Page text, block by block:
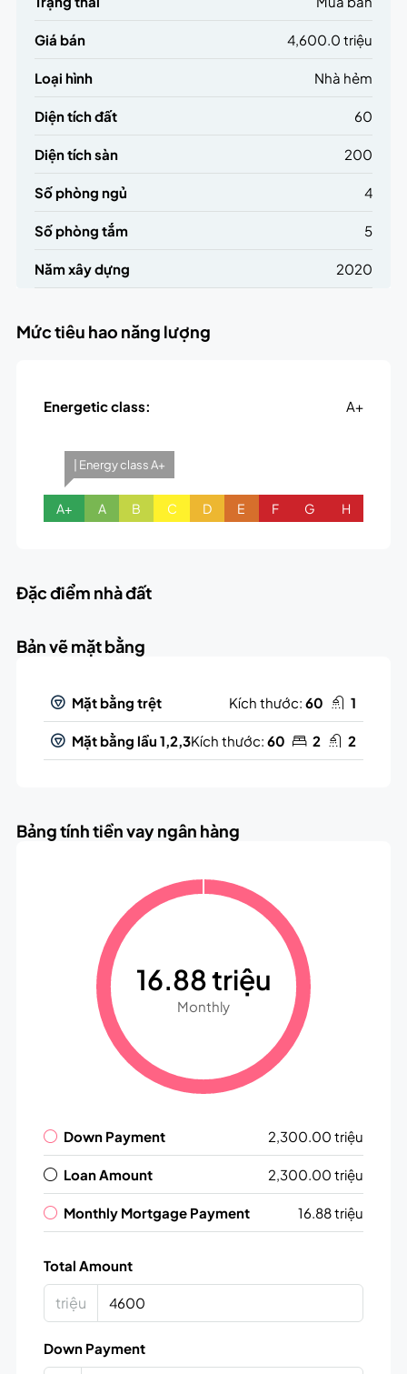
Giá bán 4,600.0 triệu
Loại hình Nhà hẻm
Diện tích đất 60
Diện tích sàn 200
Số phòng ngủ 4
Số phòng tắm 5
Năm xây dựng 2020
Mức tiêu hao năng lượng
Energetic class: A+
| Energy class A+
A+ A B C D E F G H
Đặc điểm nhà đất
Bản vẽ mặt bằng
Mặt bằng trệt Kích thước:60 1
Mặt bằng lầu 1,2,3Kích thước:60 2 2
Bảng tính tiền vay ngân hàng
16.88 triệu
Monthly
Down Payment 2,300.00 triệu
Loan Amount 2,300.00 triệu
Monthly Mortgage Payment 16.88 triệu
Total Amount
triệu
Down Payment